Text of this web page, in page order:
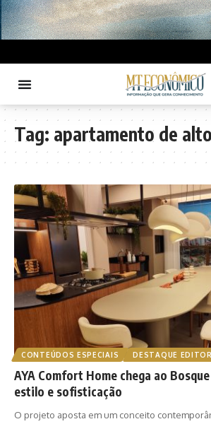
Tag: apartamento de
CONTEÚDOS ESPECIAIS DESTAQUE
AYA Comfort Home chega ao
estilo e sofisticação
O projeto aposta em um conceito